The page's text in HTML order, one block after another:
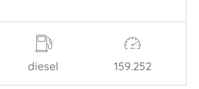
diesel 159.252